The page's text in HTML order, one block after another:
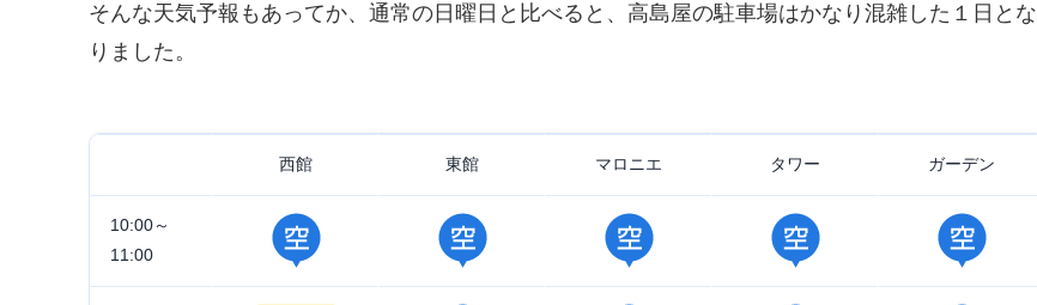
そんな天気予報もあってか、通常の日曜日と比べると、高島屋の駐車場はかなり混雑した１日とな
りました。
西館 東館 マロニエ タワー ガーデン
10:00～
11:00